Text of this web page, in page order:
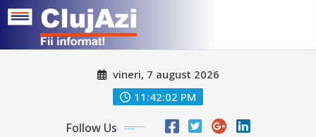
vineri, 7 august 2026
11:42:05 PM
Follow Us